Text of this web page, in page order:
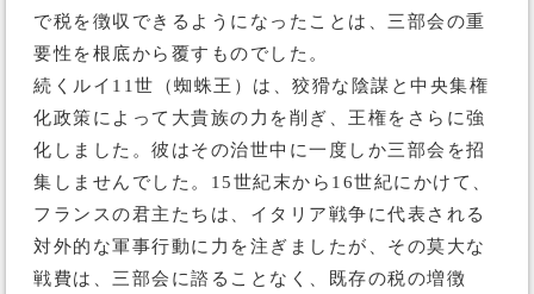
で税を徴収できるようになったことは、三部会の重
要性を根底から覆すものでした。
続くルイ11世（蜘蛛王）は、狡猾な陰謀と中央集権
化政策によって大貴族の力を削ぎ、王権をさらに強
化しました。彼はその治世中に一度しか三部会を招
集しませんでした。15世紀末から16世紀にかけて、
フランスの君主たちは、イタリア戦争に代表される
対外的な軍事行動に力を注ぎましたが、その莫大な
戦費は、三部会に諮ることなく、既存の税の増徴